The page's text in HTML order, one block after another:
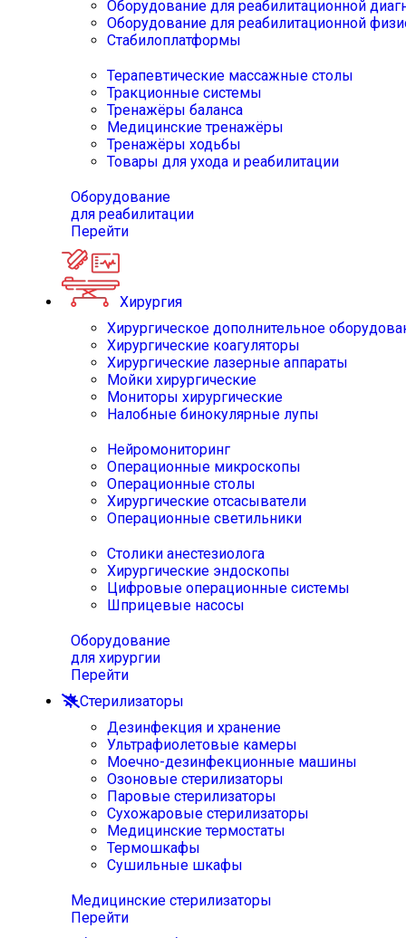
Оборудование для реабилитационной
Оборудование для реабилитационной
Стабилоплатформы
Терапевтические массажные столы
Тракционные системы
Тренажёры баланса
Медицинские тренажёры
Тренажёры ходьбы
Товары для ухода и реабилитации
Оборудование
для реабилитации
Перейти
Хирургия
Хирургическое дополнительное
Хирургические коагуляторы
Хирургические лазерные аппараты
Мойки хирургические
Мониторы хирургические
Налобные бинокулярные лупы
Нейромониторинг
Операционные микроскопы
Операционные столы
Хирургические отсасыватели
Операционные светильники
Столики анестезиолога
Хирургические эндоскопы
Цифровые операционные системы
Шприцевые насосы
Оборудование
для хирургии
Перейти
Стерилизаторы
Дезинфекция и хранение
Ультрафиолетовые камеры
Моечно-дезинфекционные машины
Озоновые стерилизаторы
Паровые стерилизаторы
Сухожаровые стерилизаторы
Медицинские термостаты
Термошкафы
Сушильные шкафы
Медицинские стерилизаторы
Перейти